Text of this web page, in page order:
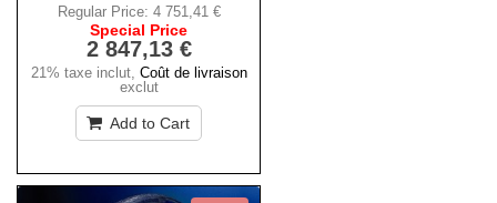
Regular Price: 4 751,41 €
Special Price
2 847,13 €
21% taxe inclut, Coût de livraison
exclut
Add to Cart